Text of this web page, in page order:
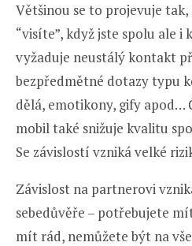
Většinou se to projevuje
“visíte”, když jste spolu ale i
vyžaduje neustálý kontakt
bezpředmětné dotazy typu
dělá, emotikony, gify apod…
mobil také snižuje kvalitu
Se závislostí vzniká velké
Závislost na partnerovi
sebedůvěře – potřebujete
mít rád, nemůžete být na